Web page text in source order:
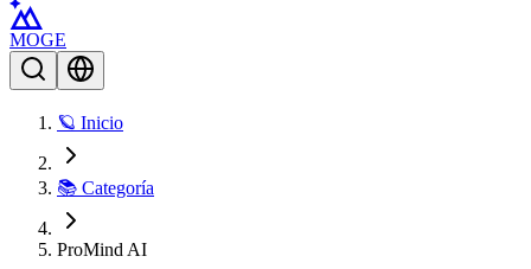
MOGE
🪐 Inicio
📚 Categoría
ProMind AI